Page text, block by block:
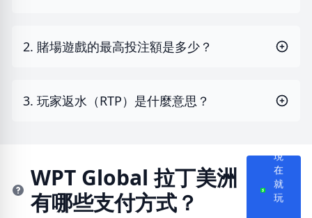
2. 賭場遊戲的最高投注額是多少？
3. 玩家返水（RTP）是什麼意思？
WPT Global 拉丁美洲
有哪些支付方式？
現
在
就
玩